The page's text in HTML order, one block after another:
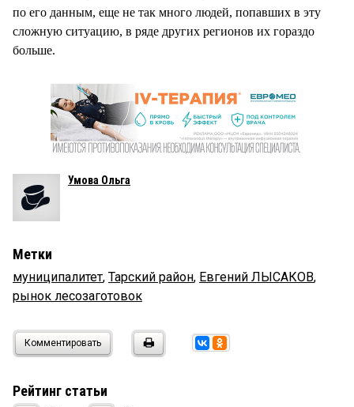
по его данным, еще не так много людей, попавших в эту
сложную ситуацию, в ряде других регионов их гораздо
больше.
Умова Ольга
Метки
муниципалитет, Тарский район, Евгений ЛЫСАКОВ,
рынок лесозаготовок
Комментировать
Рейтинг статьи